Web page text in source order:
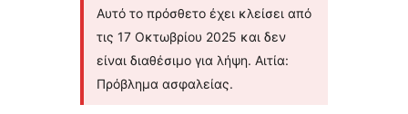
Αυτό το πρόσθετο έχει κλείσει από
τις 17 Οκτωβρίου 2025 και δεν
είναι διαθέσιμο για λήψη. Αιτία:
Πρόβλημα ασφαλείας.